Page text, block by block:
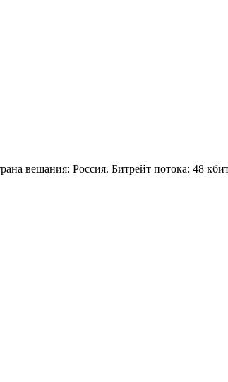
вещания: Россия. Битрейт потока: 48